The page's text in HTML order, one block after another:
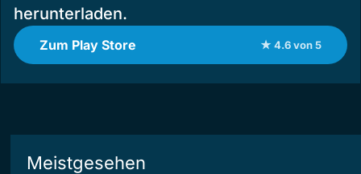
herunterladen.
Zum Play Store ★ 4.6 von 5
Meistgesehen